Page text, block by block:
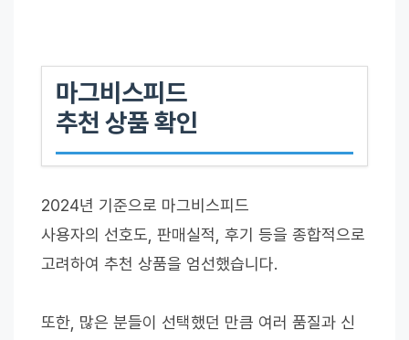
마그비스피드
추천 상품 확인
2024년 기준으로 마그비스피드
사용자의 선호도, 판매실적, 후기 등을 종합적으로
고려하여 추천 상품을 엄선했습니다.
또한, 많은 분들이 선택했던 만큼 여러 품질과 신